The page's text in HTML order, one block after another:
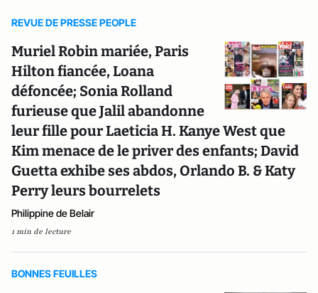
REVUE DE PRESSE PEOPLE
Muriel Robin mariée, Paris
Hilton fiancée, Loana
défoncée; Sonia Rolland
furieuse que Jalil abandonne
leur fille pour Laeticia H. Kanye West que
Kim menace de le priver des enfants; David
Guetta exhibe ses abdos, Orlando B. & Katy
Perry leurs bourrelets
Philippine de Belair
1 min de lecture
BONNES FEUILLES